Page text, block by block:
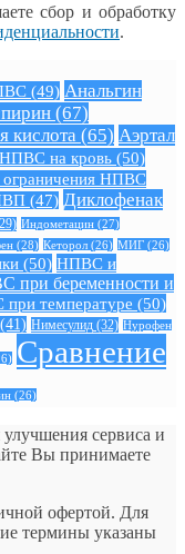
сбор и обработку
.
(49) Анальгин
(67)
кислота (65) Аэртал
на кровь (50)
ограничения НПВС
(47) Диклофенак
Индометацин (27)
(28) Кеторол (26) МИГ (26)
(50) НПВС и
при беременности и
температуре (50)
(41) Нимесулид (32) Нурофен
Сравнение
(26)
сервиса и
Вы принимаете
офертой. Для
термины указаны